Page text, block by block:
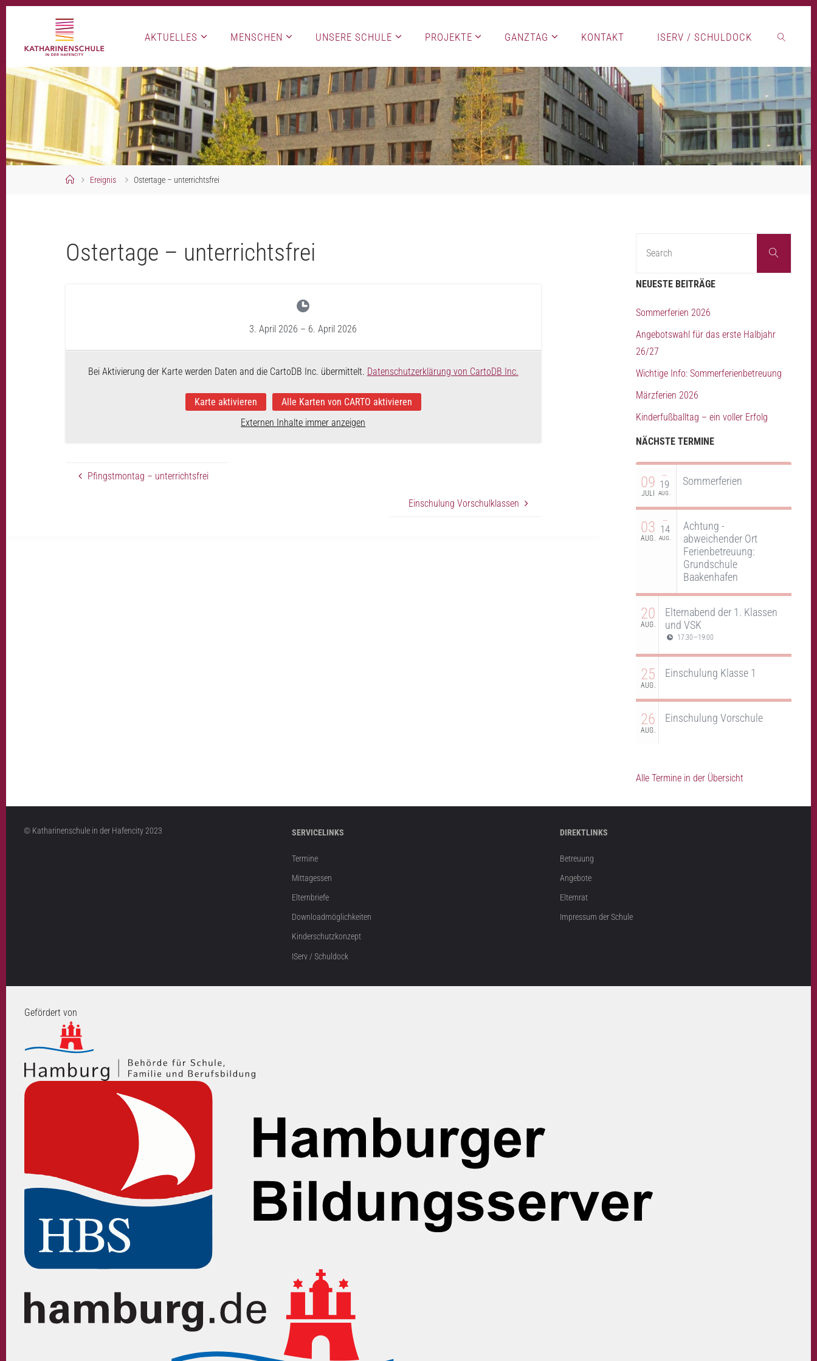
Skip
AKTUELLES MENSCHEN UNSERE SCHULE PROJEKTE GANZTAG KONTAKT ISERV / SCHULDOCK
SEARCH
HomeEreignis Ostertage – unterrichtsfrei
Ostertage – unterrichtsfrei
3. April 2026 – 6. April 2026
Bei Aktivierung der Karte werden Daten and die CartoDB Inc. übermittelt. Datenschutzerklärung von CartoDB Inc.
Karte aktivieren
Alle Karten von CARTO aktivieren
Externen Inhalte immer anzeigen
Pfingstmontag – unterrichtsfrei
Einschulung Vorschulklassen
Search
NEUESTE BEITRÄGE
Sommerferien 2026
Angebotswahl für das erste Halbjahr
26/27
Wichtige Info: Sommerferienbetreuung
Märzferien 2026
Kinderfußballtag – ein voller Erfolg
NÄCHSTE TERMINE
09
JULI
–
19
AUG.
Sommerferien
03
AUG.
–
14
AUG.
Achtung -
abweichender Ort
Ferienbetreuung:
Grundschule
Baakenhafen
20
AUG.
Elternabend der 1. Klassen
und VSK
17:30—19:00
25
AUG.
Einschulung Klasse 1
26
AUG.
Einschulung Vorschule
Alle Termine in der Übersicht
© Katharinenschule in der Hafencity 2023 SERVICELINKS
Termine
Mittagessen
Elternbriefe
Downloadmöglichkeiten
Kinderschutzkonzept
IServ / Schuldock
DIREKTLINKS
Betreuung
Angebote
Elternrat
Impressum der Schule
Gefördert von